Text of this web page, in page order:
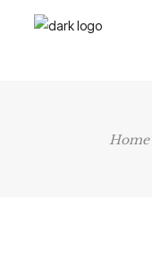
Home